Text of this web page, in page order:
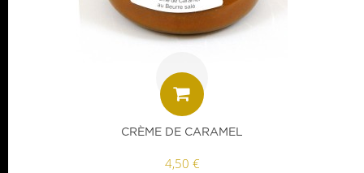
CRÈME DE CARAMEL
4,50 €